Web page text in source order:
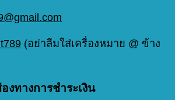
(อย่าลืมใส่เครื่องหมาย @ ข้าง
งทางการชำระเงิน